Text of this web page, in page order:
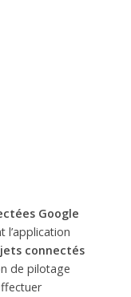
Google
l’application
connectés
de pilotage